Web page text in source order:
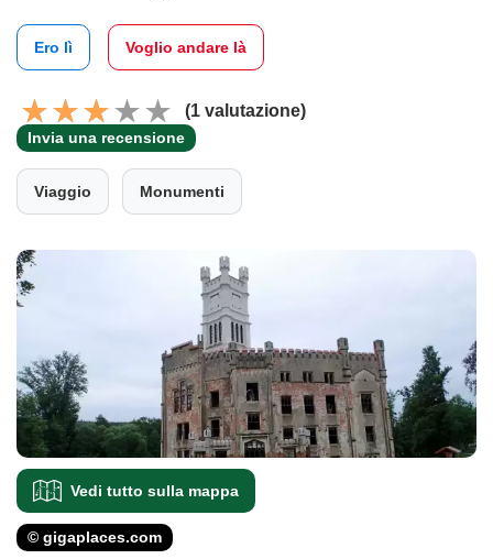
Ero lì Voglio andare là
(1 valutazione)
Invia una recensione
Viaggio Monumenti
Vedi tutto sulla mappa
© gigaplaces.com